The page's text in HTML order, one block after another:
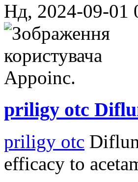
Нд, 2024-09-
priligy otc
priligy otc
efficacy to